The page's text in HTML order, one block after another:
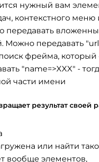
нужный вам
контекстного
передавать
передавать
фрейма,
"name=>XXX" -
части имени
результат своей
или найти
вообще элементов,